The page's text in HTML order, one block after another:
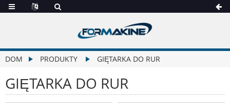
DOM PRODUKTY GIĘTARKA DO RUR
GIĘTARKA DO RUR